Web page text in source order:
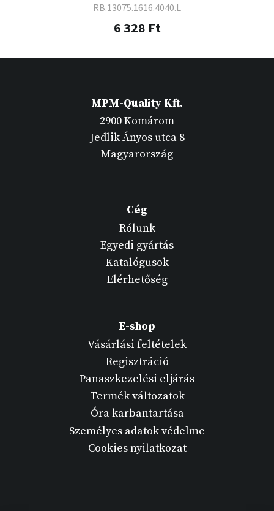
RB.13075.1616.4040.L
6 328 Ft
MPM-Quality Kft.
2900 Komárom
Jedlik Ányos utca 8
Magyarország
Cég
Rólunk
Egyedi gyártás
Katalógusok
Elérhetőség
E-shop
Vásárlási feltételek
Regisztráció
Panaszkezelési eljárás
Termék változatok
Óra karbantartása
Személyes adatok védelme
Cookies nyilatkozat